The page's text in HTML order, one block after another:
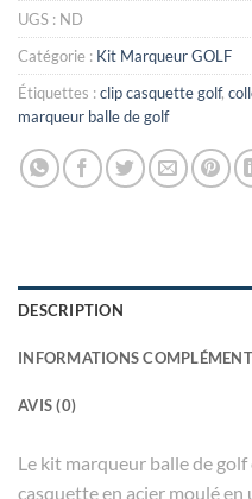
UGS : ND
Catégorie : Kit Marqueur GOLF
Étiquettes :clip casquette golf,
marqueur balle de golf
DESCRIPTION
INFORMATIONS
AVIS (0)
Le kit marqueur balle de
casquette en acier moulé